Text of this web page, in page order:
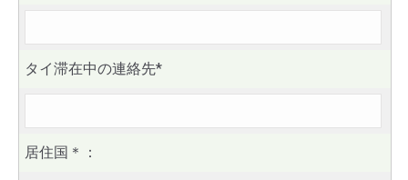
タイ滞在中の連絡先*
居住国 ＊ ：